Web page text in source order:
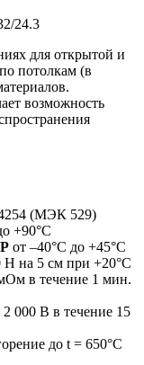
24.3
для открытой и
потолкам (в
возможность
(МЭК 529)
+90°С
от –40°С до +45°С
Н на 5 см при +20°С
в течение 1 мин.
2 000 В в течение 15
до t = 650°С